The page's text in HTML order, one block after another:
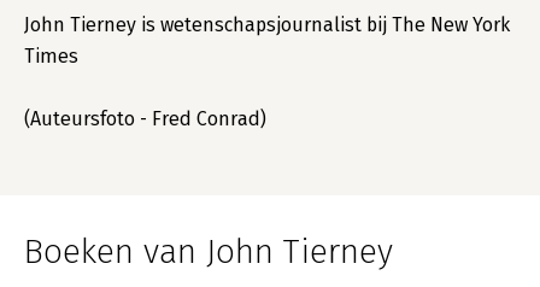
John Tierney is wetenschapsjournalist bij The New York
Times
(Auteursfoto - Fred Conrad)
Boeken van John Tierney